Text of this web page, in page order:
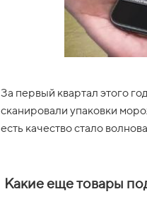
За первый квартал этого
сканировали упаковки
есть качество стало
Какие еще товары